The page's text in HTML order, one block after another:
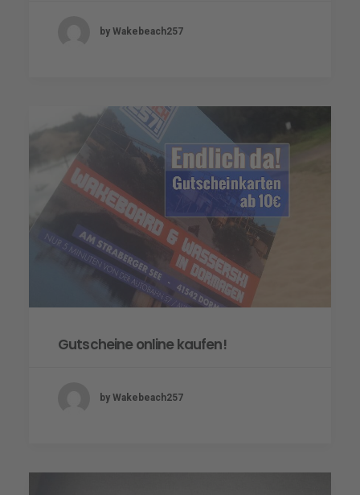
by Wakebeach257
Gutscheine online kaufen!
by Wakebeach257